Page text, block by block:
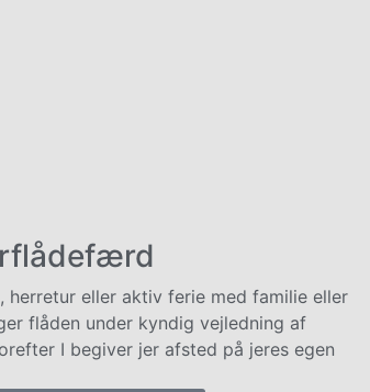
herretur eller aktiv ferie med familie eller
flåden under kyndig vejledning af
I begiver jer afsted på jeres egen